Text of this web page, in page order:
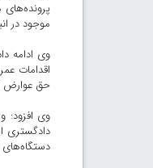
موجود در
وی ادامه
حق عوارض آلایندگی وصول